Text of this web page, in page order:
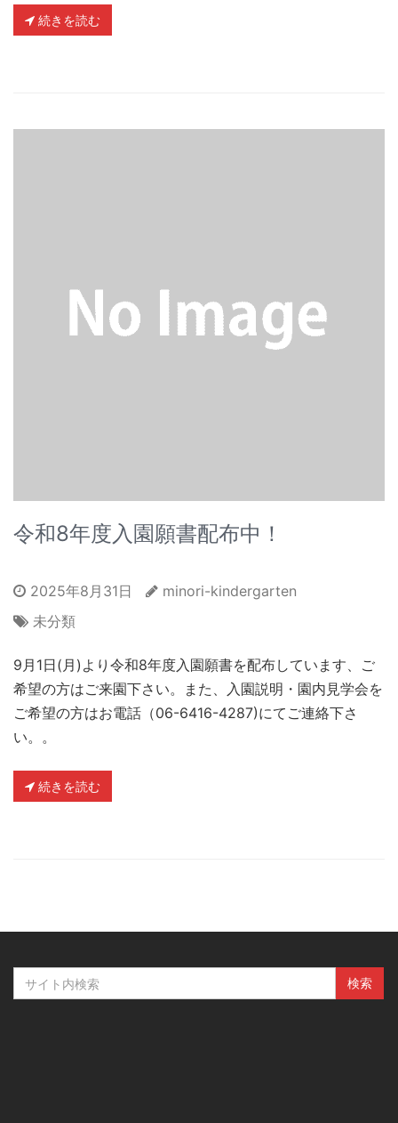
続きを読む
令和8年度入園願書配布中！
2025年8月31日
minori-kindergarten
未分類
9月1日(月)より令和8年度入園願書を配布しています、ご
希望の方はご来園下さい。また、入園説明・園内見学会を
ご希望の方はお電話（06-6416-4287)にてご連絡下さ
い。。
続きを読む